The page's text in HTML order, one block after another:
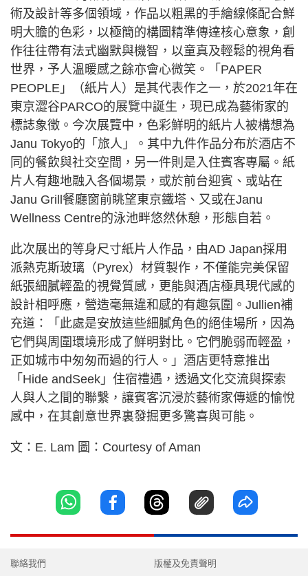
術及設計等多個領域，作品以粗黑的手繪線條配合鮮
明大膽的色彩，以極簡的構圖精準傳達核心意象，創
作往往帶有法式幽默與機智，以童真及輕鬆的視角看
世界，予人溫暖感之餘亦會心微笑。「PAPER
PEOPLE」（紙片人）是其代表作之一，於2021年在
東京澀谷PARCO的展覽中誕生，現已成為藝術家的
標誌象徵。今次展覽中，色彩鮮明的紙片人被構想為
Janu Tokyo的「旅人」。其中九件作品分布於酒店不
同的餐飲與社交空間，另一件則是入住賓客專屬。紙
片人有趣地融入各個場景，或於前台迎賓、或站在
Janu Grill餐廳窗前眺望東京鐵塔、又或在Janu
Wellness Centre的泳池畔悠然休憩，形態自若。
此次展出的等身尺寸紙片人作品，由AD Japan採用
派熱克斯玻璃（Pyrex）材質製作，不僅能完美保留
紙張細膩輕盈的視覺質感，更能與酒店極具現代感的
設計相呼應，營造毫無違和感的有趣氛圍。Jullien補
充道：「此處是安放這些細膩角色的絕佳場所，因為
它們與周圍環境形成了鮮明對比。它們脆弱而輕盈，
正如城市中匆匆而過的行人。」酒店更特意推出
「Hide andSeek」住宿禮遇，透過文化交流與探索
人與人之間的聯繫，讓賓客沉浸於藝術家傳遞的愉悅
感中，在其創意世界裏發掘更多驚喜與可能。
文：E. Lam 圖：Courtesy of Aman
聯絡我們 版權及免責聲明